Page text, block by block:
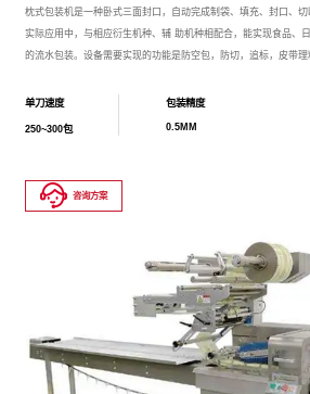
枕式包装机是一种卧式三面封口，自动完成制袋、填充、封口、切
实际应用中，与相应衍生机种、辅 助机种相配合，能实现食品、
的流水包装。设备需要实现的功能是防空包，防切，追标，皮带理
单刀速度
250~300包
包装精度
0.5MM
咨询方案